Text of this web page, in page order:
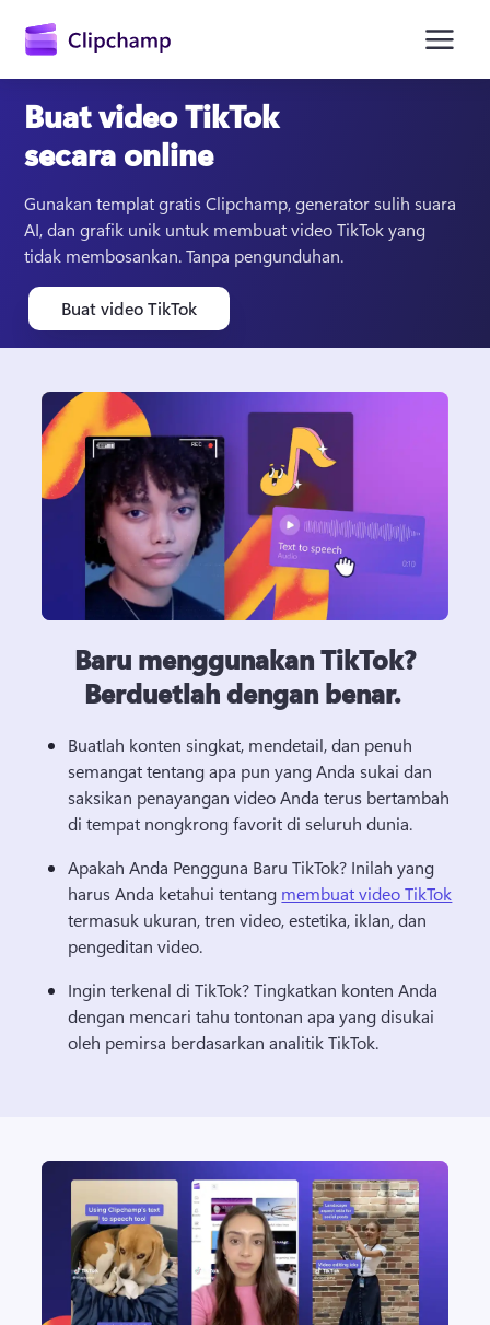
utama
Masuk
Buat video TikTok
secara online
Gunakan templat gratis Clipchamp, generator sulih suara
AI, dan grafik unik untuk membuat video TikTok yang
tidak membosankan. Tanpa pengunduhan.
Buat video TikTok
Baru menggunakan TikTok?
Berduetlah dengan benar.
Buatlah konten singkat, mendetail, dan penuh
semangat tentang apa pun yang Anda sukai dan
saksikan penayangan video Anda terus bertambah
di tempat nongkrong favorit di seluruh dunia.
Apakah Anda Pengguna Baru TikTok? Inilah yang
harus Anda ketahui tentang membuat video TikTok
termasuk ukuran, tren video, estetika, iklan, dan
pengeditan video.
Ingin terkenal di TikTok? Tingkatkan konten Anda
dengan mencari tahu tontonan apa yang disukai
oleh pemirsa berdasarkan analitik TikTok.